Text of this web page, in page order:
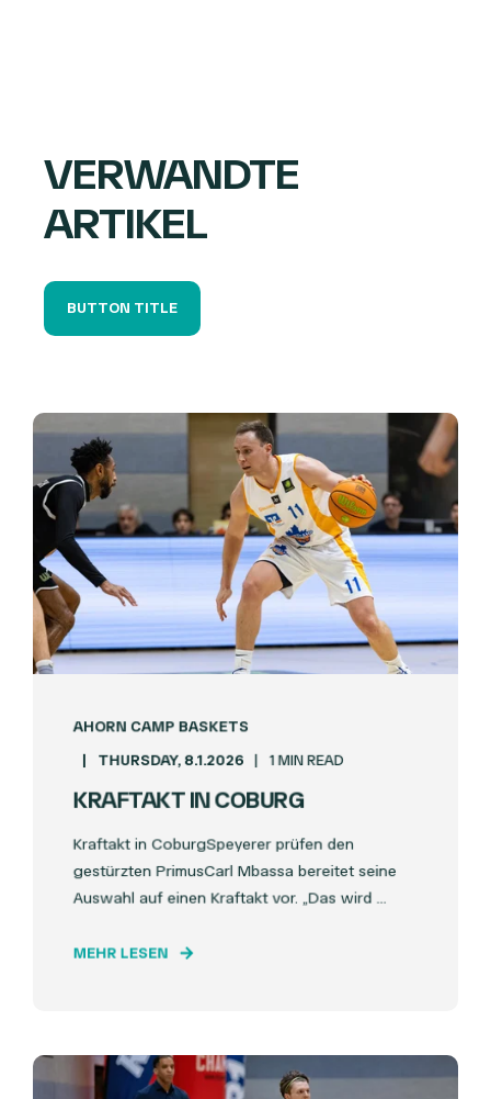
VERWANDTE
ARTIKEL
BUTTON TITLE
AHORN CAMP BASKETS
THURSDAY, 8.1.2026 1 MIN READ
KRAFTAKT IN COBURG
Kraftakt in CoburgSpeyerer prüfen den
gestürzten PrimusCarl Mbassa bereitet seine
Auswahl auf einen Kraftakt vor. „Das wird ...
MEHR LESEN